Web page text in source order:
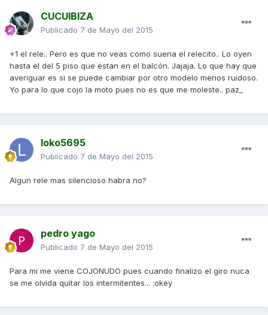
CUCUIBIZA
Publicado 7 de Mayo del 2015
+1 el rele.. Pero es que no veas como suena el relecito.. Lo oyen
hasta el del 5 piso que estan en el balcón. Jajaja. Lo que hay que
averiguar es si se puede cambiar por otro modelo menos ruidoso.
Yo para lo que cojo la moto pues no es que me moleste.. paz_
loko5695
Publicado 7 de Mayo del 2015
Algun rele mas silencioso habra no?
pedro yago
Publicado 7 de Mayo del 2015
Para mi me viene COJONUDO pues cuando finalizo el giro nuca
se me olvida quitar los intermitentes... :okey